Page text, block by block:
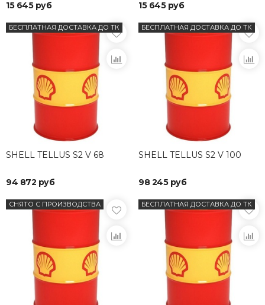
15 645 руб 15 645 руб
БЕСПЛАТНАЯ ДОСТАВКА ДО ТК
SHELL TELLUS S2 V 68
94 872 руб
БЕСПЛАТНАЯ ДОСТАВКА ДО ТК
SHELL TELLUS S2 V 100
98 245 руб
СНЯТО С ПРОИЗВОДСТВА БЕСПЛАТНАЯ ДОСТАВКА ДО ТК